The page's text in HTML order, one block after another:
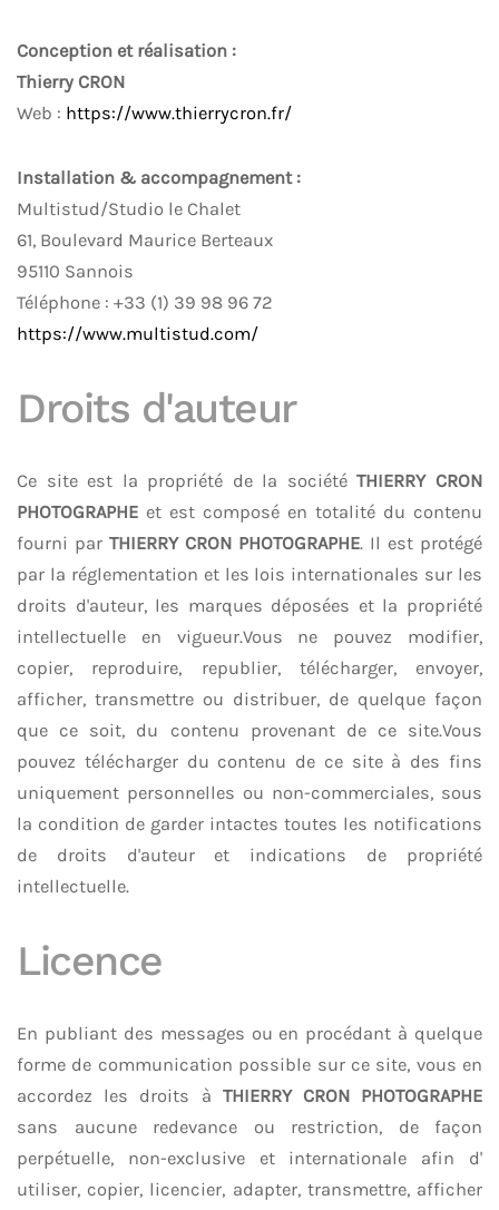
Conception et réalisation :
Thierry CRON
Web : https://www.thierrycron.fr/
Installation & accompagnement :
Multistud/Studio le Chalet
61, Boulevard Maurice Berteaux
95110 Sannois
Téléphone : +33 (1) 39 98 96 72
https://www.multistud.com/
Droits d'auteur
Ce site est la propriété de la sociétéTHIERRY CRON
PHOTOGRAPHE et est composé en totalité du contenu
fourni par THIERRY CRON PHOTOGRAPHE. Il est protégé
par la réglementation et les lois internationales sur les
droits d'auteur, les marques déposées et la propriété
intellectuelle en vigueur.Vous ne pouvez modifier,
copier, reproduire, republier, télécharger, envoyer,
afficher, transmettre ou distribuer, de quelque façon
que ce soit, du contenu provenant de ce site.Vous
pouvez télécharger du contenu de ce site à des fins
uniquement personnelles ou non-commerciales, sous
la condition de garder intactes toutes les notifications
de droits d'auteur et indications de propriété
intellectuelle.
Licence
En publiant des messages ou en procédant à quelque
forme de communication possible sur ce site, vous en
accordez les droits à THIERRY CRON PHOTOGRAPHE
sans aucune redevance ou restriction, de façon
perpétuelle, non-exclusive et internationale afin d'
utiliser, copier, licencier, adapter, transmettre, afficher